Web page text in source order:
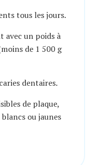
tous les jours.
avec un poids à
de 1 500 g
dentaires.
de plaque,
ou jaunes